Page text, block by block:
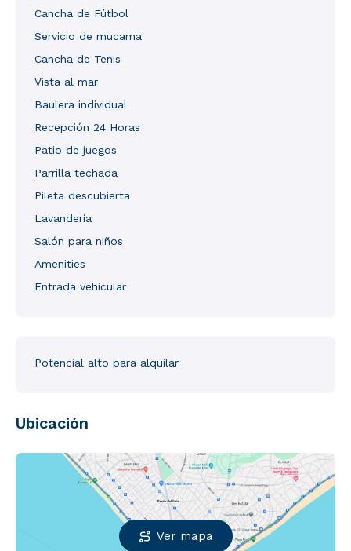
Cancha de Fútbol
Servicio de mucama
Cancha de Tenis
Vista al mar
Baulera individual
Recepción 24 Horas
Patio de juegos
Parrilla techada
Pileta descubierta
Lavandería
Salón para niños
Amenities
Entrada vehicular
Potencial alto para alquilar
Ubicación
Ver mapa